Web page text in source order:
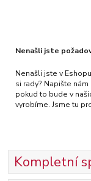
Nenašli jste
Nenašli jste v
si rady? Napište
pokud to bude v
vyrobíme. Jsme tu
Kompletní